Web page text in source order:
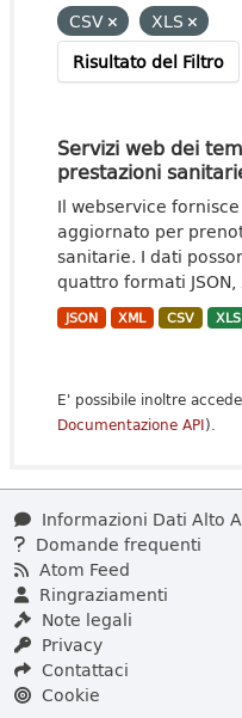
CSV
XLS
Risultato del Filtro
Servizi web dei
prestazioni
Il webservice
aggiornato per
sanitarie. I dati
quattro formati JSON,
JSON XML CSV XLS
E' possibile inoltre
Documentazione API).
Informazioni Dati Alto
Domande frequenti
Atom Feed
Ringraziamenti
Note legali
Privacy
Contattaci
Cookie